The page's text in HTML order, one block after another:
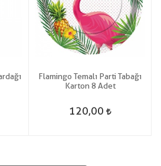
Flamingo Temalı Parti Tabağı
Karton 8 Adet
120,00